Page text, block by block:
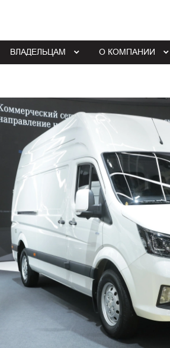
ВЛАДЕЛЬЦАМ О КОМПАНИИ